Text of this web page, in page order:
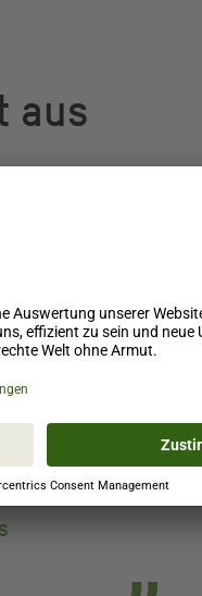
aus
aus: Nur wer im
und Menschenrechte
„Während
satte Gewinne.“